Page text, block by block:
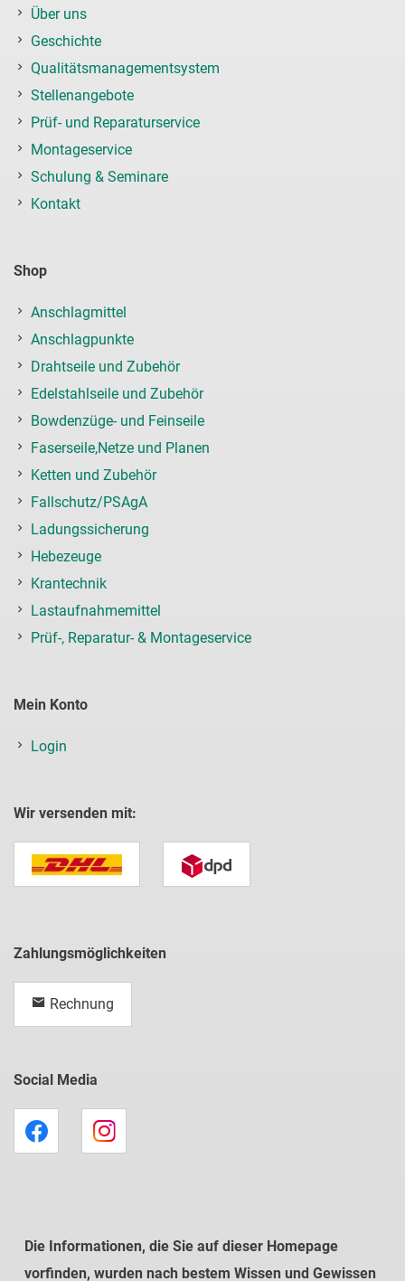
Über uns
Geschichte
Qualitätsmanagementsystem
Stellenangebote
Prüf- und Reparaturservice
Montageservice
Schulung & Seminare
Kontakt
Shop
Anschlagmittel
Anschlagpunkte
Drahtseile und Zubehör
Edelstahlseile und Zubehör
Bowdenzüge- und Feinseile
Faserseile,Netze und Planen
Ketten und Zubehör
Fallschutz/PSAgA
Ladungssicherung
Hebezeuge
Krantechnik
Lastaufnahmemittel
Prüf-, Reparatur- & Montageservice
Mein Konto
Login
Wir versenden mit:
Zahlungsmöglichkeiten
Rechnung
Social Media
Die Informationen, die Sie auf dieser Homepage
vorfinden, wurden nach bestem Wissen und Gewissen